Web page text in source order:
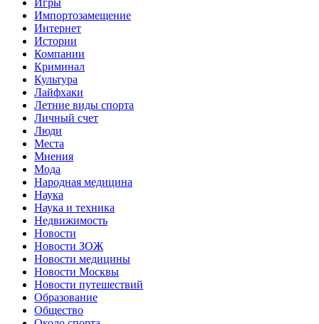
Импортозамещение
Интернет
Истории
Компании
Криминал
Культура
Лайфхаки
Летние виды спорта
Личный счет
Люди
Места
Мнения
Мода
Народная медицина
Наука
Наука и техника
Недвижимость
Новости
Новости ЗОЖ
Новости медицины
Новости Москвы
Новости путешествий
Образование
Общество